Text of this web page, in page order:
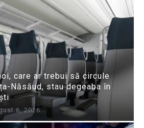
care ar trebui să circule
Năsăud, stau degeaba în
6, 2026